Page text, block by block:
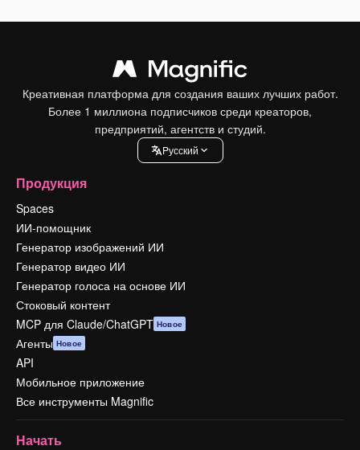
Креативная платформа для создания ваших лучших работ.
Более 1 миллиона подписчиков среди креаторов,
предприятий, агентств и студий.
Pусский
Продукция
Spaces
ИИ-помощник
Генератор изображений ИИ
Генератор видео ИИ
Генератор голоса на основе ИИ
Стоковый контент
MCP для Claude/ChatGPT Новое
Агенты Новое
API
Мобильное приложение
Все инструменты Magnific
Начать